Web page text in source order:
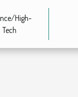
High-
Tech